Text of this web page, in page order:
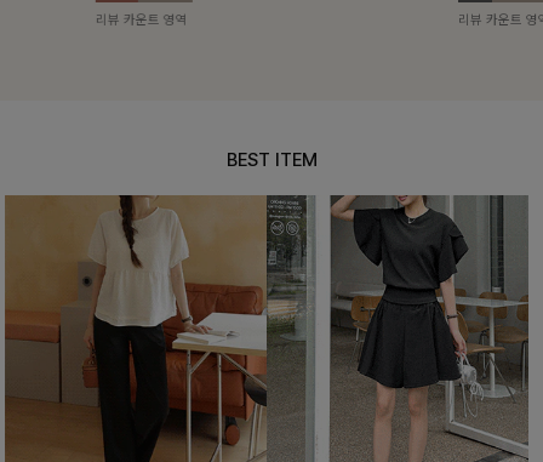
리뷰 카운트 영역 리뷰 카운트 영
BEST ITEM